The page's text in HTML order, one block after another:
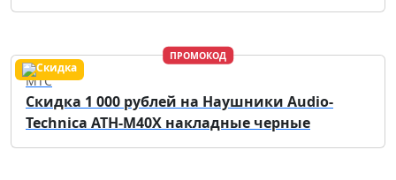
ПРОМОКОД
МТС
Скидка 1 000 рублей на Наушники Audio-
Technica ATH-M40X накладные черные